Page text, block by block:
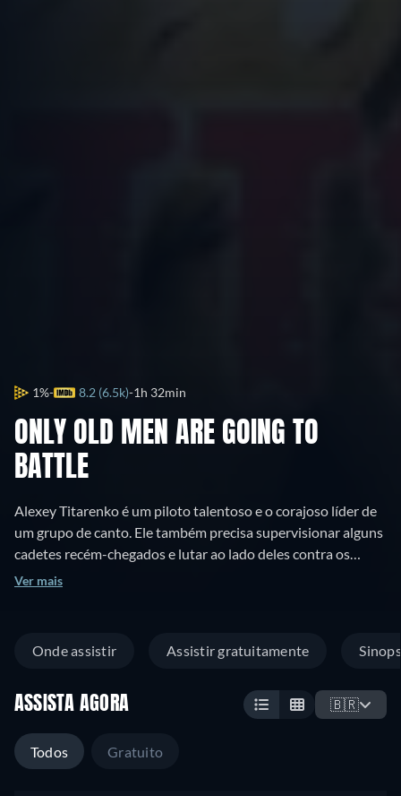
1% 8.2 (6.5k) 1h 32min
ONLY OLD MEN ARE GOING TO
BATTLE
Alexey Titarenko é um piloto talentoso e o corajoso líder de
um grupo de canto. Ele também precisa supervisionar alguns
cadetes recém-chegados e lutar ao lado deles contra os
aviões da Luftwaffe alemã. Seus amigos, provenientes de
Ver mais
Onde assistir Assistir gratuitamente
ASSISTA AGORA 🇧🇷
Todos Gratuito